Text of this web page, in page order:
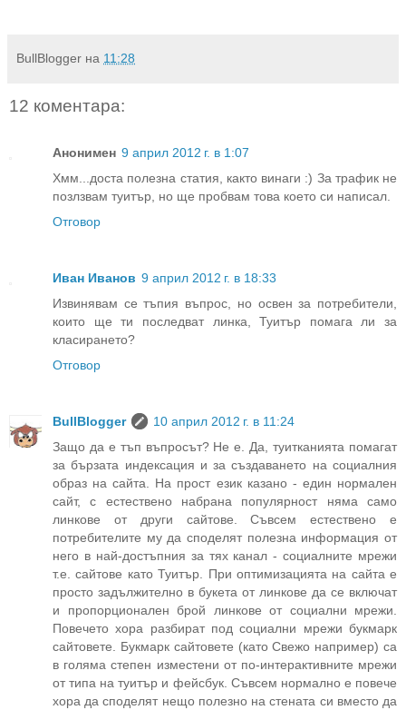
BullBlogger на 11:28
12 коментара:
Анонимен 9 април 2012 г. в 1:07
Хмм...доста полезна статия, както винаги :) За трафик не
позлзвам туитър, но ще пробвам това което си написал.
Отговор
Иван Иванов 9 април 2012 г. в 18:33
Извинявам се тъпия въпрос, но освен за потребители,
които ще ти последват линка, Туитър помага ли за
класирането?
Отговор
BullBlogger
10 април 2012 г. в 11:24
Защо да е тъп въпросът? Не е. Да, туитканията помагат
за бързата индексация и за създаването на социалния
образ на сайта. На прост език казано - един нормален
сайт, с естествено набрана популярност няма само
линкове от други сайтове. Съвсем естествено е
потребителите му да споделят полезна информация от
него в най-достъпния за тях канал - социалните мрежи
т.е. сайтове като Туитър. При оптимизацията на сайта е
просто задължително в букета от линкове да се включат
и пропорционален брой линкове от социални мрежи.
Повечето хора разбират под социални мрежи букмарк
сайтовете. Букмарк сайтовете (като Свежо например) са
в голяма степен изместени от по-интерактивните мрежи
от типа на туитър и фейсбук. Съвсем нормално е повече
хора да споделят нещо полезно на стената си вместо да